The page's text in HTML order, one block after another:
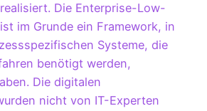
Die Enterprise-Low-
im Grunde ein Framework, in
Systeme, die
benötigt werden,
Die digitalen
nicht von IT-Experten